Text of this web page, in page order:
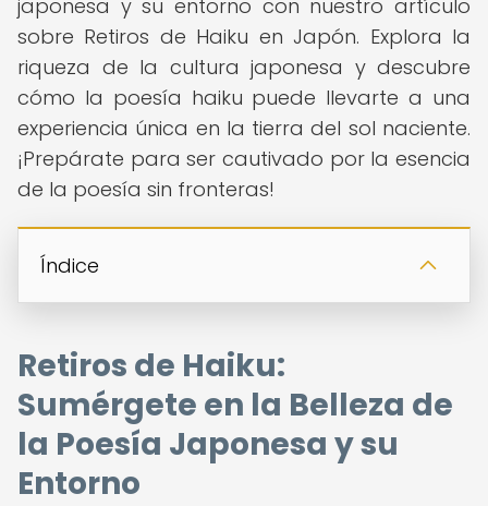
japonesa y su entorno con nuestro artículo
sobre Retiros de Haiku en Japón. Explora la
riqueza de la cultura japonesa y descubre
cómo la poesía haiku puede llevarte a una
experiencia única en la tierra del sol naciente.
¡Prepárate para ser cautivado por la esencia
de la poesía sin fronteras!
Índice
Retiros de Haiku:
Sumérgete en la Belleza de
la Poesía Japonesa y su
Entorno